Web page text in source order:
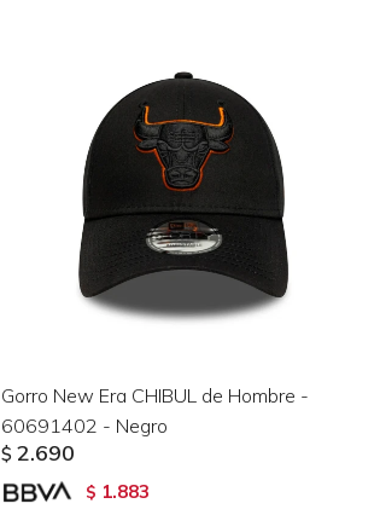
Gorro New Era CHIBUL de Hombre -
60691402 - Negro
$ 2.690
$ 1.883